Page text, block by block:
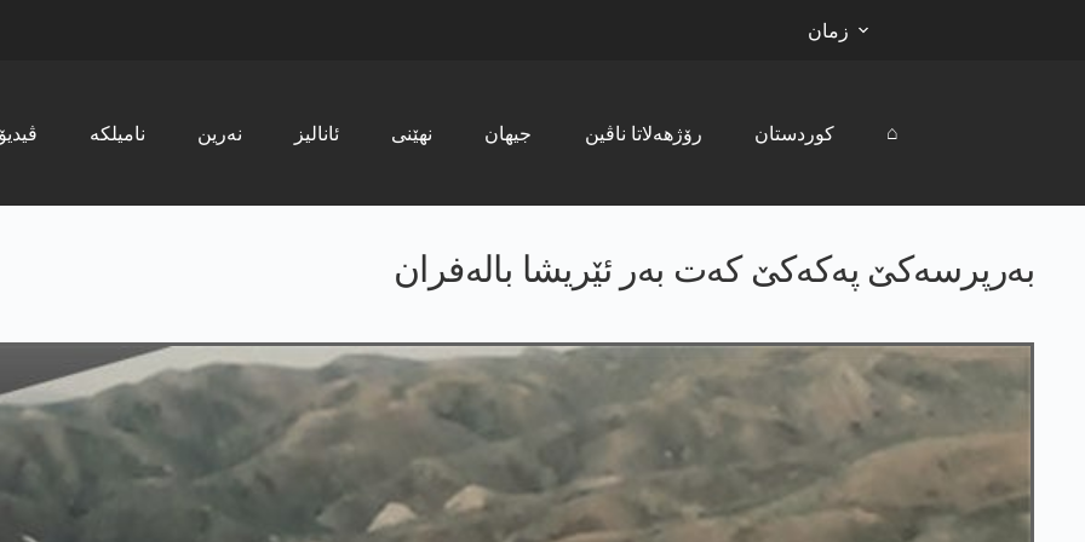
زمان
ڤیدیۆ نامیلکە نەرین ئانالیز نھێنی جیھان رۆژھەلاتا ناڤین کوردستان ⌂
به‌رپرسه‌كێ په‌كه‌كێ كه‌ت به‌ر ئێریشا باله‌فران